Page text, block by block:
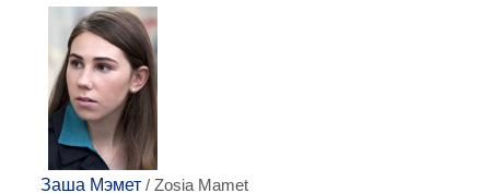
Заша Мэмет / Zosia Mamet